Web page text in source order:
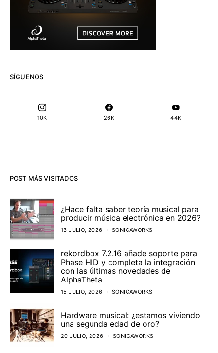
SÍGUENOS
10K 26K 44K
POST MÁS VISITADOS
¿Hace falta saber teoría musical para
producir música electrónica en 2026?
13 JULIO, 2026 SONICAWORKS
rekordbox 7.2.16 añade soporte para
Phase HID y completa la integración
con las últimas novedades de
AlphaTheta
15 JULIO, 2026 SONICAWORKS
Hardware musical: ¿estamos viviendo
una segunda edad de oro?
20 JULIO, 2026 SONICAWORKS